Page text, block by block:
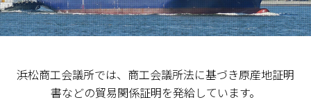
資金を調達したい
補助金を活用したい
情報収集したい、自社PRをしたい
求職・採用・人材育成をしたい、セミナーで学びたい
浜松商工会議所では、商工会議所法に基づき原産地証明
書などの貿易関係証明を発給しています。